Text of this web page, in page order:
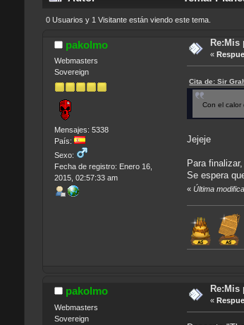
0 Usuarios y 1 Visitante están viendo este tema.
pakolmo
Webmasters
Sovereign
Mensajes: 5338
País:
Sexo:
Fecha de registro: Enero 16,
2015, 02:57:33 am
Re:Mis
«
Cita de: Sir
Con el
Jejeje
Para
Se espera
«Última
pakolmo
Webmasters
Sovereign
Re:Mis
«